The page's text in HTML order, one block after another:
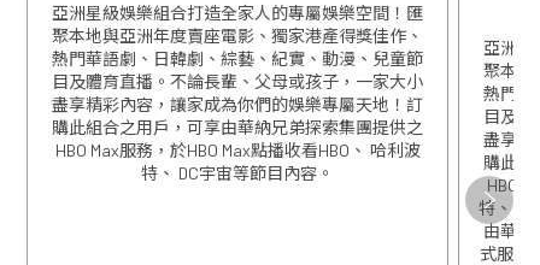
亞洲星級娛樂組合打造全家人的專屬娛樂空間！匯
聚本地與亞洲年度賣座電影、獨家港產得獎佳作、
熱門華語劇、日韓劇、綜藝、紀實、動漫、兒童節
目及體育直播。不論長輩、父母或孩子，一家大小
盡享精彩內容，讓家成為你們的娛樂專屬天地！訂
購此組合之用戶，可享由華納兄弟探索集團提供之
HBO Max服務，於HBO Max點播收看HBO、 哈利波
特、 DC宇宙等節目內容。
亞洲星
聚本地
熱門華
目及
盡享精
購此組
HBO
特、
由華特
式服務
關閉